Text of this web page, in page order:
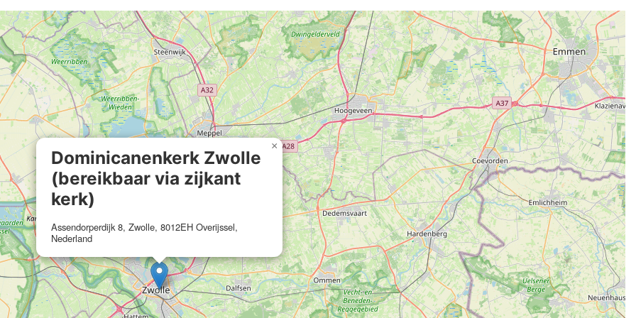
Dominicanenkerk Zwolle
(bereikbaar via zijkant
kerk)
Assendorperdijk 8, Zwolle, 8012EH Overijssel,
Nederland
×